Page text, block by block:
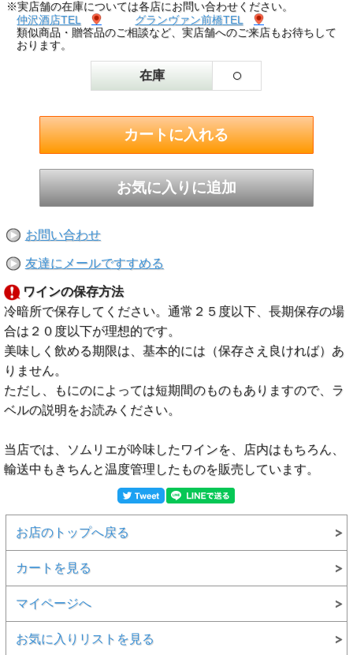
※実店舗の在庫については各店にお問い合わせください。
仲沢酒店TEL
グランヴァン前橋TEL
類似商品・贈答品のご相談など、実店舗へのご来店もお待ちして
おります。
在庫 ○
お問い合わせ
友達にメールですすめる
ワインの保存方法
冷暗所で保存してください。通常２５度以下、長期保存の場
合は２０度以下が理想的です。
美味しく飲める期限は、基本的には（保存さえ良ければ）あ
りません。
ただし、もにのによっては短期間のものもありますので、ラ
ベルの説明をお読みください。
当店では、ソムリエが吟味したワインを、店内はもちろん、
輸送中もきちんと温度管理したものを販売しています。
お店のトップへ戻る
カートを見る
マイページへ
お気に入りリストを見る